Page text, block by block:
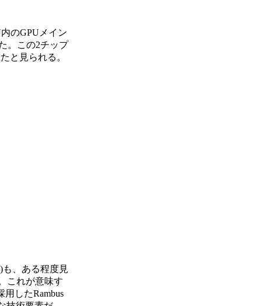
のGPUメイン
。この2チップ
と見られる。
も、ある程度見
これが意味す
用したRambus